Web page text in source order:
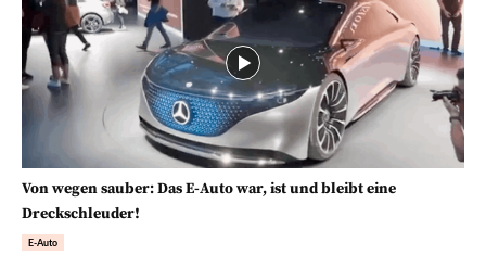
Von wegen sauber: Das E-Auto war, ist und bleibt eine
Dreckschleuder!
E-Auto